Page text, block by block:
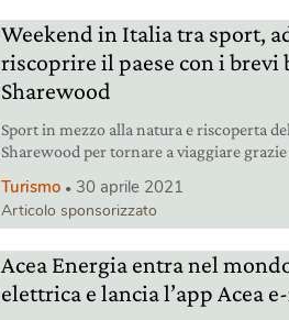
Weekend in Italia tra sport,
riscoprire il paese con i brevi
Sharewood
Sport in mezzo alla natura e riscoperta
Sharewood per tornare a viaggiare
Turismo 30 aprile 2021
Articolo sponsorizzato
Acea Energia entra nel
elettrica e lancia l’app Acea